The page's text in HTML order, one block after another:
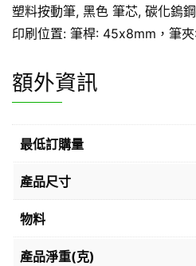
塑料按動筆, 黑色 筆芯, 碳化鎢
印刷位置: 筆桿: 45x8mm，筆
額外資訊
最低訂購量
產品尺寸
物料
產品淨重(克)